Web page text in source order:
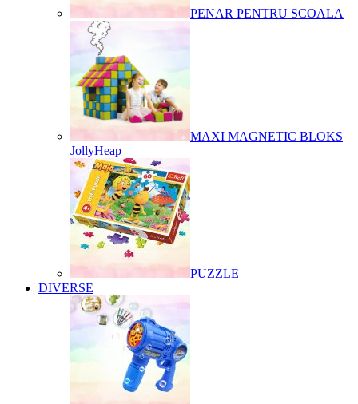
PENAR PENTRU SCOALA
MAXI MAGNETIC BLOKS
JollyHeap
PUZZLE
DIVERSE